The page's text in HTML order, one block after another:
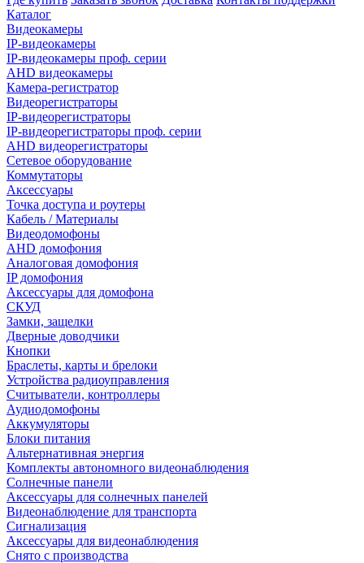
Каталог
Видеокамеры
IP-видеокамеры
IP-видеокамеры проф. серии
AHD видеокамеры
Камера-регистратор
Видеорегистраторы
IP-видеорегистраторы
IP-видеорегистраторы проф. серии
AHD видеорегистраторы
Сетевое оборудование
Коммутаторы
Аксессуары
Точка доступа и роутеры
Кабель / Материалы
Видеодомофоны
AHD домофония
Аналоговая домофония
IP домофония
Аксессуары для домофона
СКУД
Замки, защелки
Дверные доводчики
Кнопки
Браслеты, карты и брелоки
Устройства радиоуправления
Считыватели, контроллеры
Аудиодомофоны
Аккумуляторы
Блоки питания
Альтернативная энергия
Комплекты автономного видеонаблюдения
Солнечные панели
Аксессуары для солнечных панелей
Видеонаблюдение для транспорта
Сигнализация
Аксессуары для видеонаблюдения
Снято с производства